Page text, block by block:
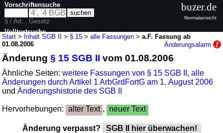
Start > Inhalt SGB II > § 15 >alle Fassungen >a.F. Fassung ab
01.08.2006
Änderungsalarm
Änderung§ 15 SGB II vom 01.08.2006
Ähnliche Seiten:weitere Fassungen von § 15 SGB II ,alle
Änderungen durch Artikel 1 ArbGrdFortG am 1. August 2006
undÄnderungshistorie des SGB II
Hervorhebungen: alter Text , neuer Text
Änderung verpasst? SGB II hier überwachen!
Vorschriftensuche
§ / Art.
Gesetz
Volltextsuche
buzer.de
Normalansicht